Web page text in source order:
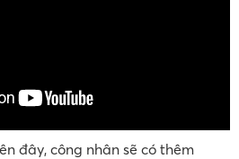
đây, công nhân sẽ có thêm